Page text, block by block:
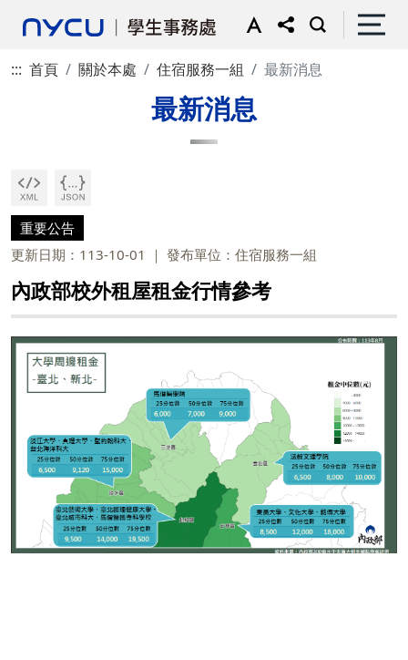
::: 首頁 關於本處 住宿服務一組 最新消息
最新消息
重要公告
更新日期：113-10-01
發布單位：住宿服務一組
內政部校外租屋租金行情參考